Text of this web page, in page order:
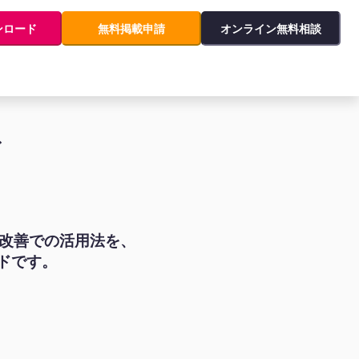
ロード 無料掲載申請 オンライン無料相談
善での活用法を、
す。